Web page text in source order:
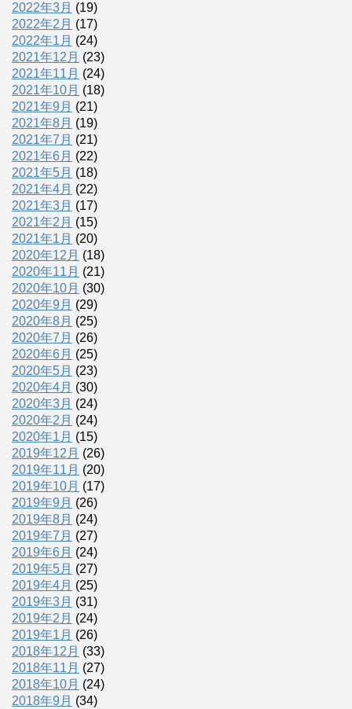
2022年3月 (19)
2022年2月 (17)
2022年1月 (24)
2021年12月 (23)
2021年11月 (24)
2021年10月 (18)
2021年9月 (21)
2021年8月 (19)
2021年7月 (21)
2021年6月 (22)
2021年5月 (18)
2021年4月 (22)
2021年3月 (17)
2021年2月 (15)
2021年1月 (20)
2020年12月 (18)
2020年11月 (21)
2020年10月 (30)
2020年9月 (29)
2020年8月 (25)
2020年7月 (26)
2020年6月 (25)
2020年5月 (23)
2020年4月 (30)
2020年3月 (24)
2020年2月 (24)
2020年1月 (15)
2019年12月 (26)
2019年11月 (20)
2019年10月 (17)
2019年9月 (26)
2019年8月 (24)
2019年7月 (27)
2019年6月 (24)
2019年5月 (27)
2019年4月 (25)
2019年3月 (31)
2019年2月 (24)
2019年1月 (26)
2018年12月 (33)
2018年11月 (27)
2018年10月 (24)
2018年9月 (34)